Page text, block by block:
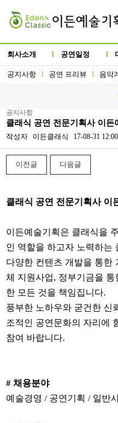
회사소개 l 공연일정 l
공지사항 l 공연 프리뷰 l 음악
공지사항
클래식 공연 전문기획사 이
작성자 이든클래식 17-08-31 12:00
이전글 다음글
클래식 공연 전문기획사 이
이든예술기획은 클래식을
인 역할을 하고자 노력하는
다양한 컨텐츠 개발을 통한
체 지원사업, 정부기금을
한 모든 것을 책임집니다.
풍부한 노하우와 굳건한 신
조적인 공연문화의 자리에
참여 바랍니다.
# 채용분야
예술경영 / 공연기획 / 일반